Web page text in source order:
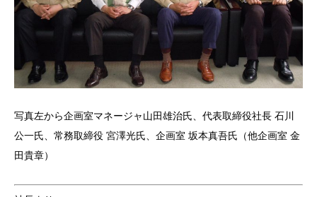
写真左から企画室マネージャ山田雄治氏、代表取締役社長 石川
公一氏、常務取締役 宮澤光氏、企画室 坂本真吾氏（他企画室 金
田貴章）